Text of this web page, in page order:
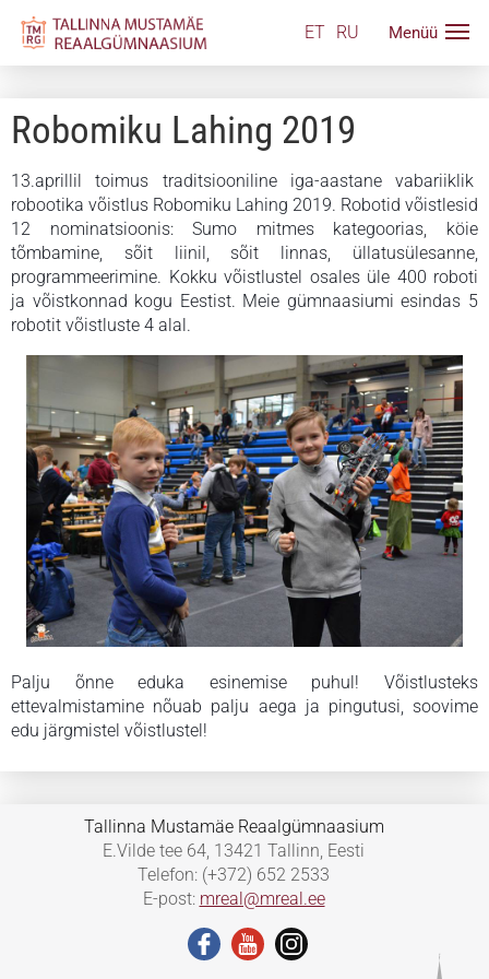
ET RU
Robomiku Lahing 2019
13.aprillil toimus traditsiooniline iga-aastane vabariiklik
robootika võistlus Robomiku Lahing 2019. Robotid võistlesid
12 nominatsioonis: Sumo mitmes kategoorias, köie
tõmbamine, sõit liinil, sõit linnas, üllatusülesanne,
programmeerimine. Kokku võistlustel osales üle 400 roboti
ja võistkonnad kogu Eestist. Meie gümnaasiumi esindas 5
robotit võistluste 4 alal.
Palju õnne eduka esinemise puhul! Võistlusteks
ettevalmistamine nõuab palju aega ja pingutusi, soovime
edu järgmistel võistlustel!
Tallinna Mustamäe Reaalgümnaasium
E.Vilde tee 64, 13421 Tallinn, Eesti
Telefon: (+372) 652 2533
E-post: mreal@mreal.ee